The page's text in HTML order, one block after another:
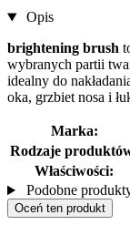
Opis
brightening brush
wybranych partii
idealny do
oka, grzbiet nosa i
Marka:
Rodzaje
Właściwości:
Podobne
Oceń ten produkt